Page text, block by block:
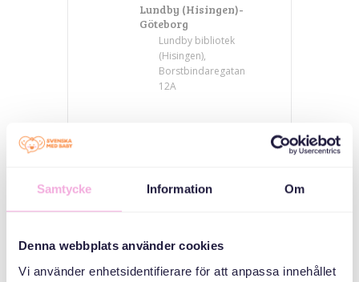
Samtycke Information Om
Denna webbplats använder cookies
Vi använder enhetsidentifierare för att anpassa innehållet
Lundby (Hisingen)-
Göteborg
Lundby bibliotek
(Hisingen),
Borstbindaregatan
12A
Föräldraträffar